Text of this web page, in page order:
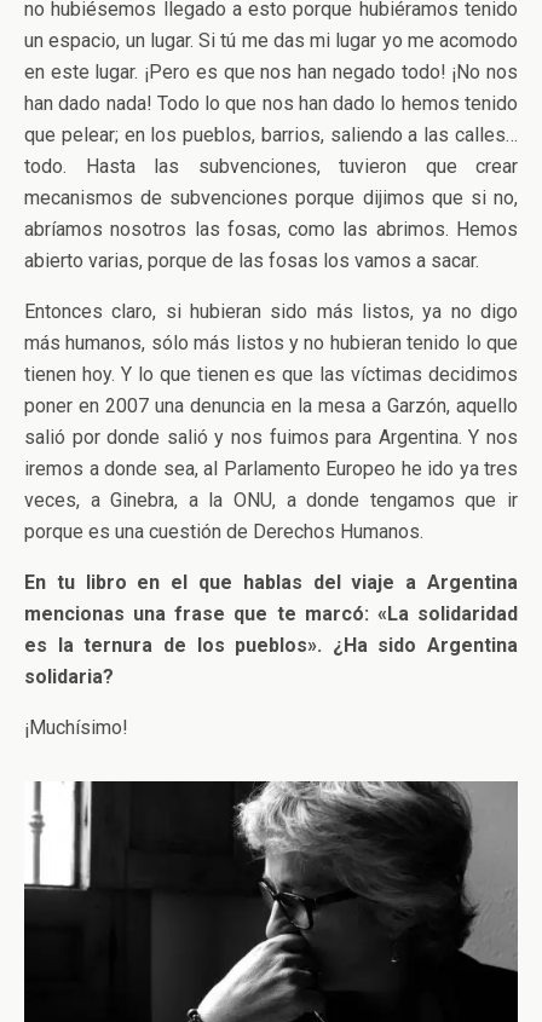
no hubiésemos llegado a esto porque hubiéramos tenido
un espacio, un lugar. Si tú me das mi lugar yo me acomodo
en este lugar. ¡Pero es que nos han negado todo! ¡No nos
han dado nada! Todo lo que nos han dado lo hemos tenido
que pelear; en los pueblos, barrios, saliendo a las calles…
todo. Hasta las subvenciones, tuvieron que crear
mecanismos de subvenciones porque dijimos que si no,
abríamos nosotros las fosas, como las abrimos. Hemos
abierto varias, porque de las fosas los vamos a sacar.
Entonces claro, si hubieran sido más listos, ya no digo
más humanos, sólo más listos y no hubieran tenido lo que
tienen hoy. Y lo que tienen es que las víctimas decidimos
poner en 2007 una denuncia en la mesa a Garzón, aquello
salió por donde salió y nos fuimos para Argentina. Y nos
iremos a donde sea, al Parlamento Europeo he ido ya tres
veces, a Ginebra, a la ONU, a donde tengamos que ir
porque es una cuestión de Derechos Humanos.
En tu libro en el que hablas del viaje a Argentina
mencionas una frase que te marcó: «La solidaridad
es la ternura de los pueblos». ¿Ha sido Argentina
solidaria?
¡Muchísimo!